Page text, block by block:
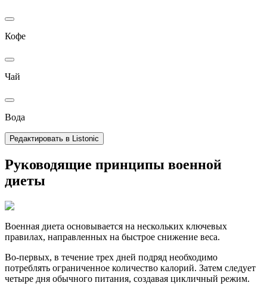
Кофе
Чай
Вода
Редактировать в Listonic
Руководящие принципы военной
диеты
Военная диета основывается на нескольких ключевых
правилах, направленных на быстрое снижение веса.
Во-первых, в течение трех дней подряд необходимо
потреблять ограниченное количество калорий. Затем следует
четыре дня обычного питания, создавая цикличный режим.